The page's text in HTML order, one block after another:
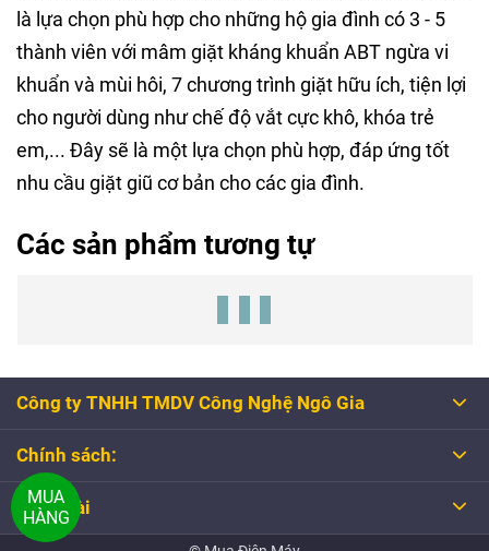
MUA
HÀNG
là lựa chọn phù hợp cho những hộ gia đình có 3 - 5
thành viên với mâm giặt kháng khuẩn ABT ngừa vi
khuẩn và mùi hôi, 7 chương trình giặt hữu ích, tiện lợi
cho người dùng như chế độ vắt cực khô, khóa trẻ
em,... Đây sẽ là một lựa chọn phù hợp, đáp ứng tốt
nhu cầu giặt giũ cơ bản cho các gia đình.
Các sản phẩm tương tự
Công ty TNHH TMDV Công Nghệ Ngô Gia
Chính sách:
Tổng đài